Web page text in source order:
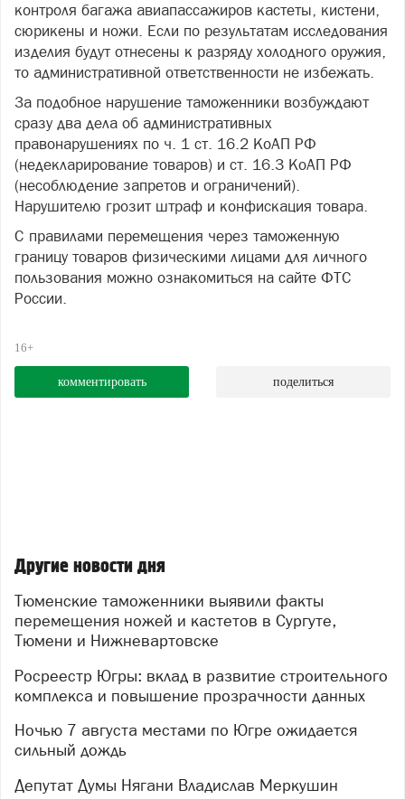
контроля багажа авиапассажиров кастеты, кистени,
сюрикены и ножи. Если по результатам исследования
изделия будут отнесены к разряду холодного оружия,
то административной ответственности не избежать.
За подобное нарушение таможенники возбуждают
сразу два дела об административных
правонарушениях по ч. 1 ст. 16.2 КоАП РФ
(недекларирование товаров) и ст. 16.3 КоАП РФ
(несоблюдение запретов и ограничений).
Нарушителю грозит штраф и конфискация товара.
С правилами перемещения через таможенную
границу товаров физическими лицами для личного
пользования можно ознакомиться на сайте ФТС
России.
16+
комментировать поделиться
Другие новости дня
Тюменские таможенники выявили факты
перемещения ножей и кастетов в Сургуте,
Тюмени и Нижневартовске
Росреестр Югры: вклад в развитие строительного
комплекса и повышение прозрачности данных
Ночью 7 августа местами по Югре ожидается
сильный дождь
Депутат Думы Нягани Владислав Меркушин